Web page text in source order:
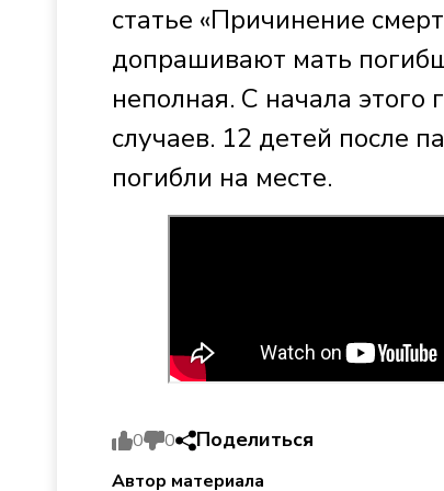
статье «Причинение
допрашивают мать
неполная. С начала
случаев. 12 детей после
погибли на месте.
0 0 Поделиться
Автор материала